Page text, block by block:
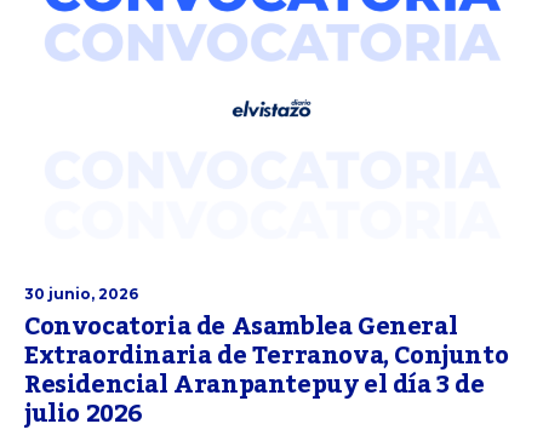
30 junio, 2026
Convocatoria de Asamblea General
Extraordinaria de Terranova, Conjunto
Residencial Aranpantepuy el día 3 de
julio 2026